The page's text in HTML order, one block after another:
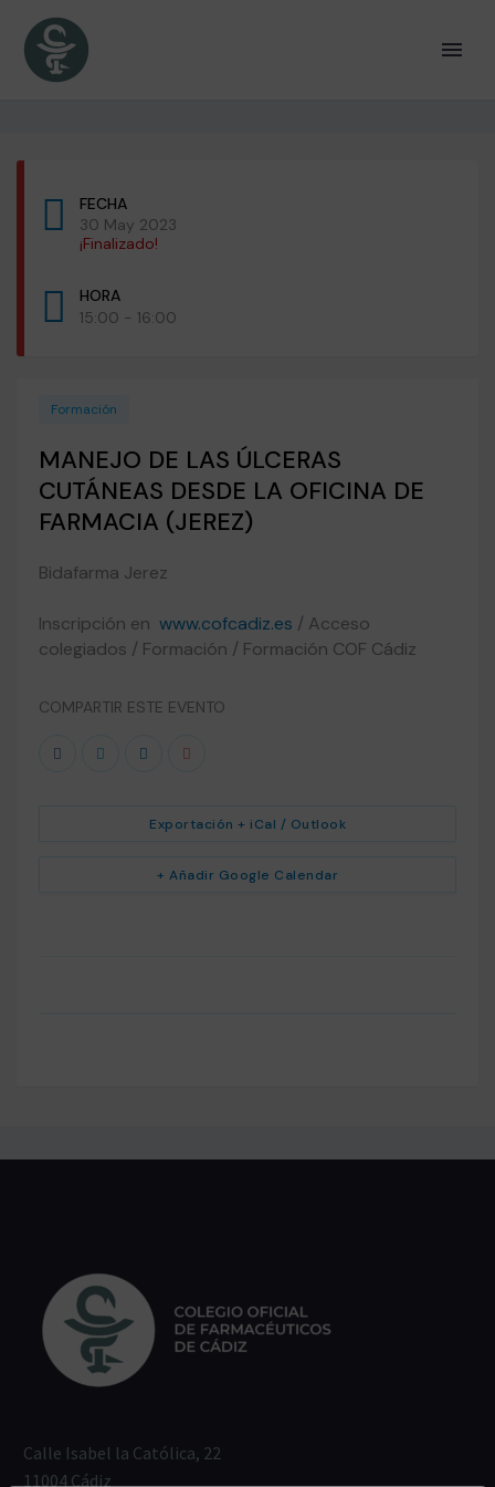
FECHA
30 May 2023
¡Finalizado!
HORA
15:00 - 16:00
Formación
MANEJO DE LAS ÚLCERAS
CUTÁNEAS DESDE LA OFICINA DE
FARMACIA (JEREZ)
Bidafarma Jerez
Inscripción en www.cofcadiz.es / Acceso
colegiados / Formación / Formación COF Cádiz
COMPARTIR ESTE EVENTO
+ Añadir Google Calendar
Exportación + iCal / Outlook
Calle Isabel la Católica, 22
11004 Cádiz